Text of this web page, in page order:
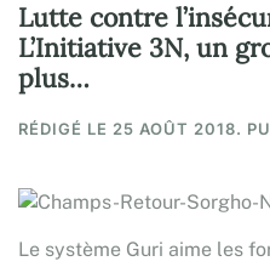
Lutte contre
L’Initiative 3N, un
plus…
RÉDIGÉ LE 25 AOÛT 2018.
Le système Guri aime les